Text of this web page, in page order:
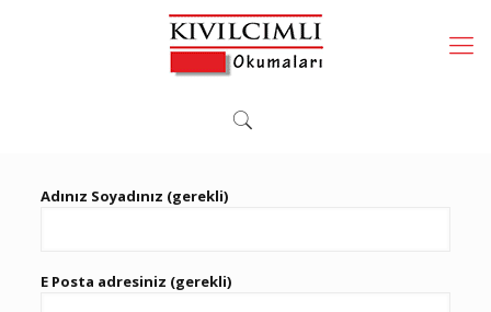
Adınız Soyadınız (gerekli)
E Posta adresiniz (gerekli)